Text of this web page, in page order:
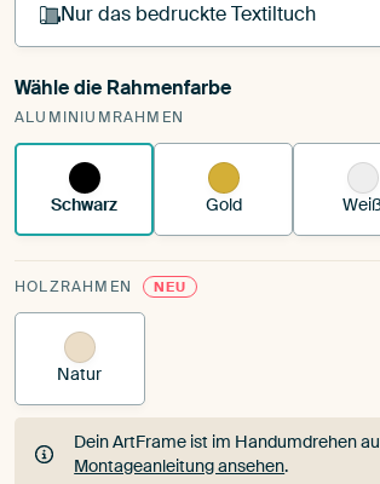
Nur das bedruckte Textiltuch
Du spannst einen wechselbaren
vorhandenen ArtFrame™.
Wähle die Rahmenfarbe
ALUMINIUMRAHMEN
Schwarz Gold
HOLZRAHMEN NEU
Natur
Dein ArtFrame ist im Handumdrehen
Montageanleitung ansehen.